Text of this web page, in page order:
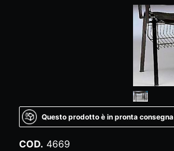
Questo prodotto è in pronta consegna
COD. 4669